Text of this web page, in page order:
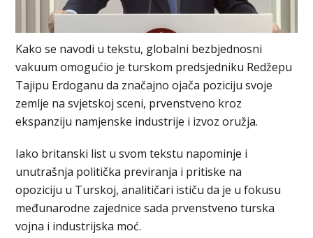
Kako se navodi u tekstu, globalni bezbjednosni
vakuum omogućio je turskom predsjedniku Redžepu
Tajipu Erdoganu da značajno ojača poziciju svoje
zemlje na svjetskoj sceni, prvenstveno kroz
ekspanziju namjenske industrije i izvoz oružja.
Iako britanski list u svom tekstu napominje i
unutrašnja politička previranja i pritiske na
opoziciju u Turskoj, analitičari ističu da je u fokusu
međunarodne zajednice sada prvenstveno turska
vojna i industrijska moć.